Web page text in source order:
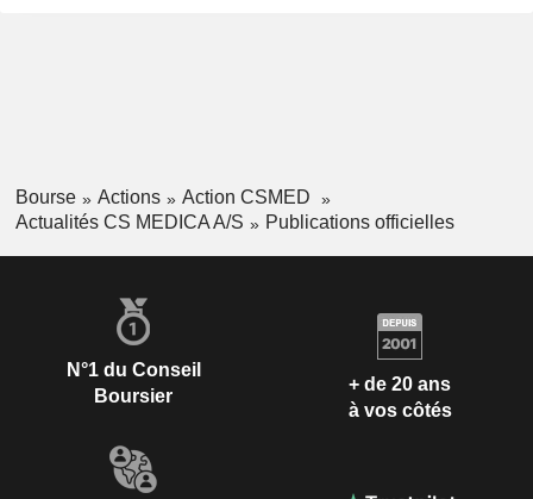
Bourse Actions
Action CSMED
Actualités CS MEDICA A/S
Publications officielles
N°1 du Conseil
Boursier
+ de 20 ans
à vos côtés